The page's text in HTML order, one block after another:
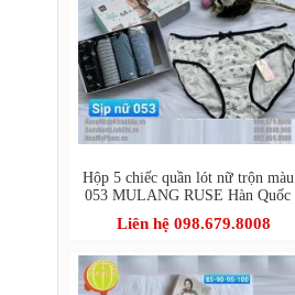
Hộp 5 chiếc quần lót nữ trộn màu
053 MULANG RUSE Hàn Quốc
Liên hệ 098.679.8008